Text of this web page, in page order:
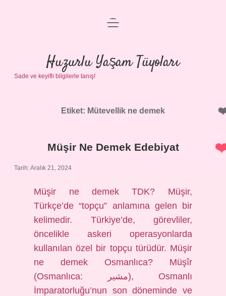
Anasayfa
Gizlilik Politikası
Yasal Uyarı
menüyü
Huzurlu Yaşam Tüyoları
Sade ve keyifli bilgilerle tanış!
Etiket: Mütevellik ne demek
Müşir Ne Demek Edebiyat
Tarih: Aralık 21, 2024
Müşir ne demek TDK? Müşir,
Türkçe’de “topçu” anlamına gelen bir
kelimedir. Türkiye’de, görevliler,
öncelikle askeri operasyonlarda
kullanılan özel bir topçu türüdür. Müşir
ne demek Osmanlıca? Müşîr
(Osmanlıca: مشير), Osmanlı
İmparatorluğu’nun son döneminde ve